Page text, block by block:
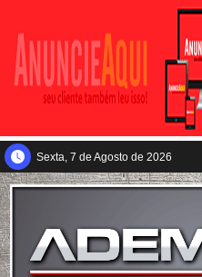
Pular para o
Sexta, 7 de Agosto de 2026